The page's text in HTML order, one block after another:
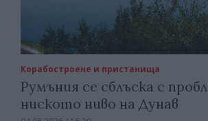
Корабостроене и пристанища
Румъния се сблъска с
ниското ниво на Дунав